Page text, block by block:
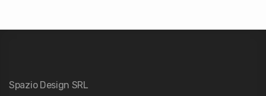
Spazio Design SRL